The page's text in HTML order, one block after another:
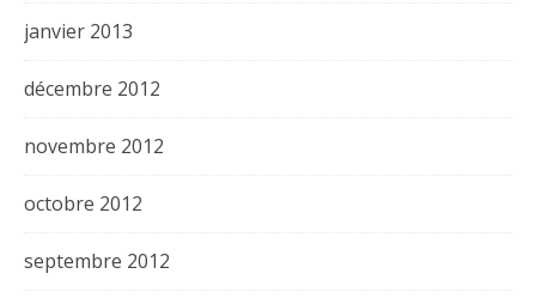
janvier 2013
décembre 2012
novembre 2012
octobre 2012
septembre 2012